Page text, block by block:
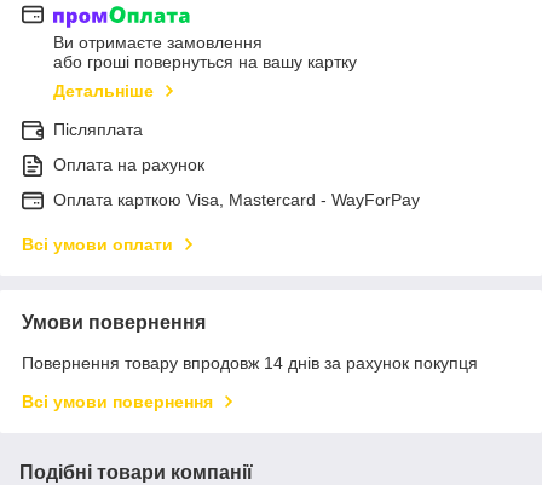
Ви отримаєте замовлення
або гроші повернуться на вашу картку
Детальніше
Післяплата
Оплата на рахунок
Оплата карткою Visa, Mastercard - WayForPay
Всі умови оплати
Умови повернення
Повернення товару впродовж 14 днів за рахунок покупця
Всі умови повернення
Подібні товари компанії